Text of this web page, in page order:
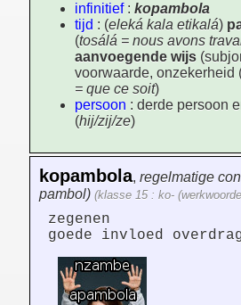
infinitief: kopambola
tijd : (eleká kala etikalá)
(tosálá = nous avons
aanvoegende wijs
voorwaarde, onzekerheid
= que ce soit)
persoon : derde persoon
(hij/zij/ze)
kopambola, regelmatige
pambol) (klasse 15 : ko-
zegenen
goede invloed